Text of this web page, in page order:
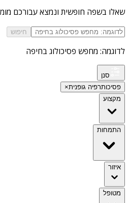
שאלו בשפה חופשית ונמצא עבורכם
חיפוש
לדוגמה: מחפש פסיכולוג בחיפה
סנן
פסיכותרפיה גופנית×
מקצוע
התמחות
איזור
מטופל